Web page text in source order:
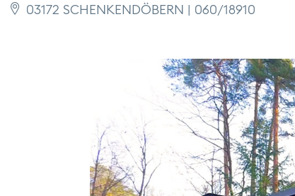
03172 SCHENKENDÖBERN | 060/18910